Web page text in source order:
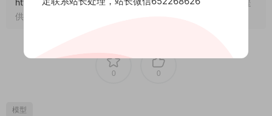
https://lanfucai.com/blcj/26924，转载请注明出处。后期屋提
供AE模板代改服务
0 0
模型